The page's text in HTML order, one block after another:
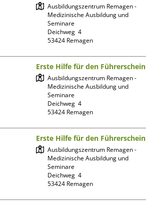
Ausbildungszentrum Remagen -
Medizinische Ausbildung und
Seminare
Deichweg  4
53424 Remagen
Erste Hilfe für den Führerschein
Ausbildungszentrum Remagen -
Medizinische Ausbildung und
Seminare
Deichweg  4
53424 Remagen
Erste Hilfe für den Führerschein
Ausbildungszentrum Remagen -
Medizinische Ausbildung und
Seminare
Deichweg  4
53424 Remagen